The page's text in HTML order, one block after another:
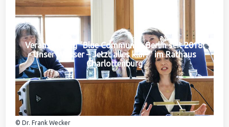
Veranstaltung "Blue Community Berlin seit 2018:
Unser Wasser – Jetzt alles klar?" im Rathaus
Charlottenburg
© Dr. Frank Wecker